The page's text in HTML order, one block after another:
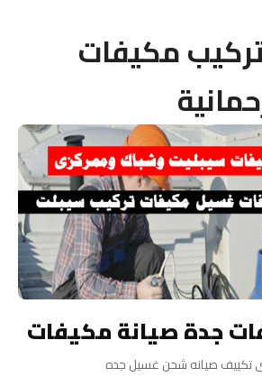
مكيفات
جدة صيانة مكيفات
تكييف صيانه شحن غسيل جده